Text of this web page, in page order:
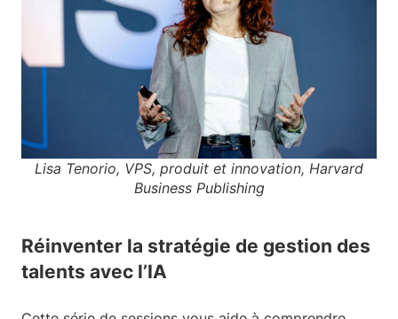
Lisa Tenorio, VPS, produit et innovation, Harvard
Business Publishing
Réinventer la stratégie de gestion des
talents avec l’IA